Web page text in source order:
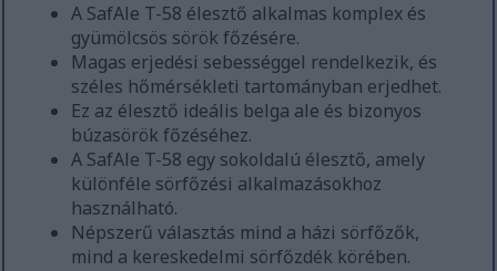
A SafAle T-58 élesztő alkalmas komplex és
gyümölcsös sörök főzésére.
Magas erjedési sebességgel rendelkezik, és
széles hőmérsékleti tartományban erjedhet.
Ez az élesztő ideális belga ale és bizonyos
búzasörök főzéséhez.
A SafAle T-58 egy sokoldalú élesztő, amely
különféle sörfőzési alkalmazásokhoz
használható.
Népszerű választás mind a házi sörfőzők,
mind a kereskedelmi sörfőzdék körében.